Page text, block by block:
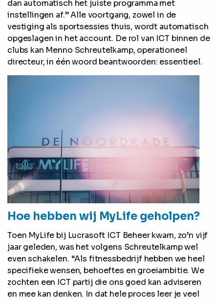
dan automatisch het juiste programma met
instellingen af.” Alle voortgang, zowel in de
vestiging als sportsessies thuis, wordt automatisch
opgeslagen in het account. De rol van ICT binnen de
clubs kan Menno Schreutelkamp, operationeel
directeur, in één woord beantwoorden: essentieel.
Hoe hebben wij MyLife geholpen?
Toen MyLife bij Lucrasoft ICT Beheer kwam, zo’n vijf
jaar geleden, was het volgens Schreutelkamp wel
even schakelen. “Als fitnessbedrijf hebben we heel
specifieke wensen, behoeftes en groeiambitie. We
zochten een ICT partij die ons goed kan adviseren
en mee kan denken. In dat hele proces leer je veel